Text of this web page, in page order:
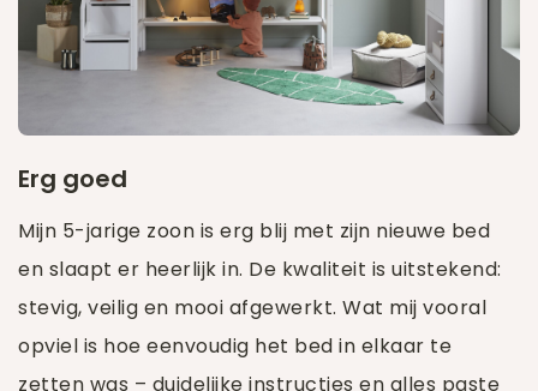
Erg goed
Mijn 5-jarige zoon is erg blij met zijn nieuwe bed
en slaapt er heerlijk in. De kwaliteit is uitstekend:
stevig, veilig en mooi afgewerkt. Wat mij vooral
opviel is hoe eenvoudig het bed in elkaar te
zetten was – duidelijke instructies en alles paste